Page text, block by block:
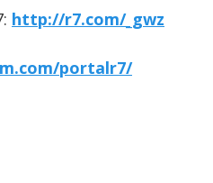
http://r7.com/_gwz
portalr7/